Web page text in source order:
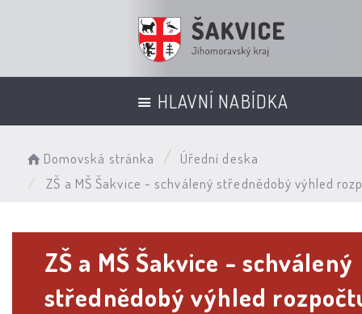
HLAVNÍ NABÍDKA
Domovská stránka
Úřední deska
ZŠ a MŠ Šakvice - schválený střednědobý výhled
ZŠ a MŠ Šakvice - schválený
střednědobý výhled